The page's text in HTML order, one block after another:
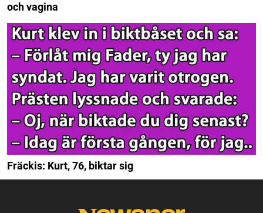
och vagina
Fräckis: Kurt, 76, biktar sig